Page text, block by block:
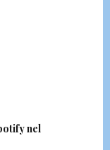
nel